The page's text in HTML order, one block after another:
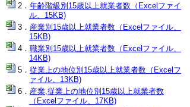
年齢階級別15歳以上就業者数（Excelファイ
ル、15KB)
産業別15歳以上就業者数（Excelファイル、
15KB)
職業別15歳以上就業者数（Excelファイル、
14KB)
従業上の地位別15歳以上就業者数（Excelフ
ァイル、13KB)
産業,従業上の地位別15歳以上就業者数
（Excelファイル、17KB)